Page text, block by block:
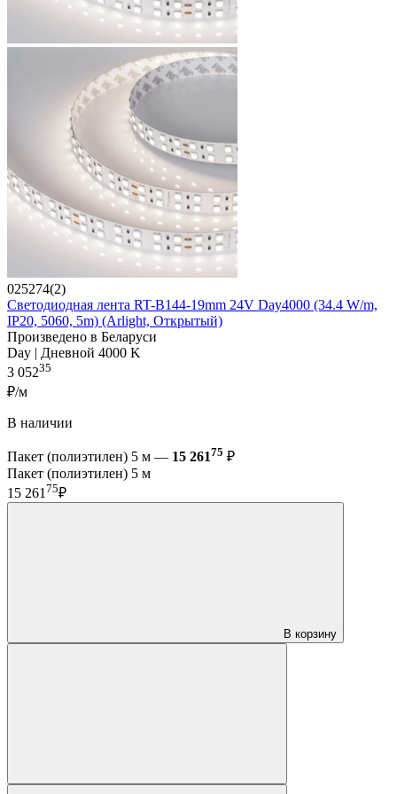
025274(2)
Светодиодная лента RT-B144-19mm 24V Day4000 (34.4 W/m,
IP20, 5060, 5m) (Arlight, Открытый)
Произведено в Беларуси
Day | Дневной 4000 K
3 05235
₽/м
В наличии
Пакет (полиэтилен) 5 м — 15 26175 ₽
Пакет (полиэтилен) 5 м
15 26175₽
В корзину